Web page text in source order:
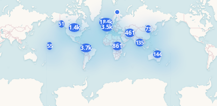
144
3.7k 861 135
55
3.5k
461
1.4k
184k
73
51